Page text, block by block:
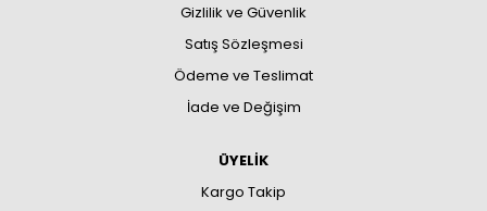
Gizlilik ve Güvenlik
Satış Sözleşmesi
Ödeme ve Teslimat
İade ve Değişim
ÜYELİK
Kargo Takip